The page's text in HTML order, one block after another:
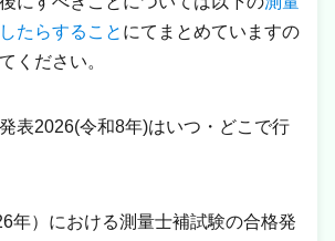
たらすること にてまとめていますの
ください。
表2026(令和8年)はいつ・どこで行
年）における測量士補試験の合格発